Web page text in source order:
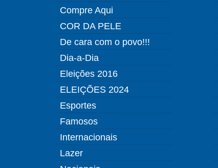
Compre Aqui
COR DA PELE
De cara com o povo!!!
Dia-a-Dia
Eleições 2016
ELEIÇÕES 2024
Esportes
Famosos
Internacionais
Lazer